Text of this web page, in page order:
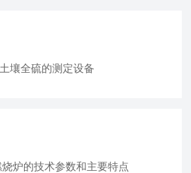
壤全硫的测定设备
炉的技术参数和主要特点